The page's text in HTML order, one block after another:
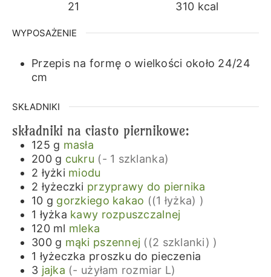
21 310 kcal
WYPOSAŻENIE
Przepis na formę o wielkości około 24/24
cm
SKŁADNIKI
składniki na ciasto piernikowe:
125 g masła
200 g cukru (- 1 szklanka)
2 łyżki miodu
2 łyżeczki przyprawy do piernika
10 g gorzkiego kakao ((1 łyżka) )
1 łyżka kawy rozpuszczalnej
120 ml mleka
300 g mąki pszennej ((2 szklanki) )
1 łyżeczka proszku do pieczenia
3 jajka (- użyłam rozmiar L)